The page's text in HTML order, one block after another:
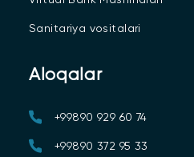
Sanitariya vositalari
Aloqalar
+99890 929 60 74
+99890 372 95 33